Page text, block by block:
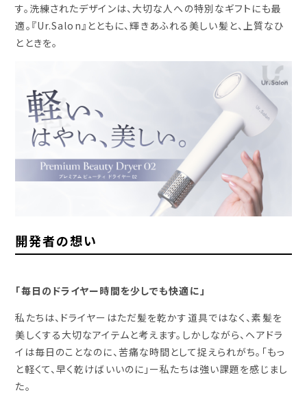
す。洗練されたデザインは、大切な人への特別なギフトにも最
適。『Ur.Salon』とともに、輝きあふれる美しい髪と、上質なひ
とときを。
開発者の想い
「毎日のドライヤー時間を少しでも快適に」
私たちは、ドライヤーはただ髪を乾かす道具ではなく、素髪を
美しくする大切なアイテムと考えます。しかしながら、ヘアドラ
イは毎日のことなのに、苦痛な時間として捉えられがち。「もっ
と軽くて、早く乾けばいいのに」ー私たちは強い課題を感じまし
た。